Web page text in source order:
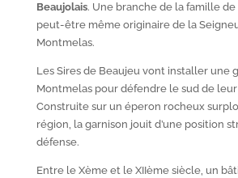
Beaujolais. Une branche de la famille
peut-être même originaire de la
Montmelas.
Les Sires de Beaujeu vont installer une
Montmelas pour défendre le sud de
Construite sur un éperon rocheux
région, la garnison jouit d’une position
défense.
Entre le Xèmeet le XIIèmesiècle, un